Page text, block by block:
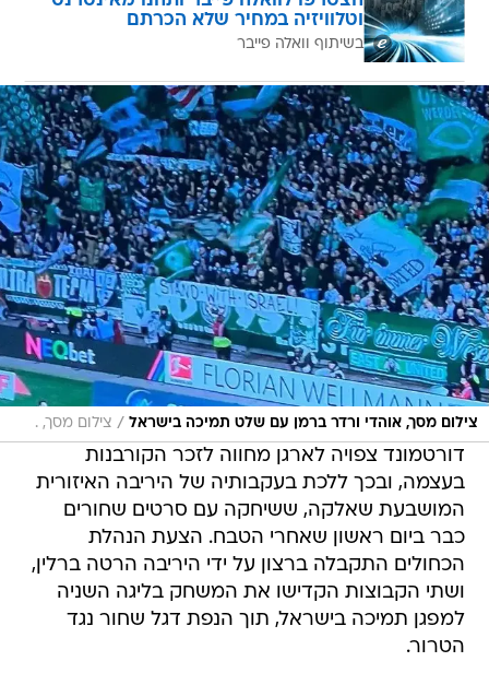
וטלוויזיה במחיר שלא הכרתם
בשיתוף וואלה פייבר
צילום מסך, אוהדי ורדר ברמן עם שלט תמיכה בישראל / צילום מסך, .
דורטמונד צפויה לארגן מחווה לזכר הקורבנות
בעצמה, ובכך ללכת בעקבותיה של היריבה האיזורית
המושבעת שאלקה, ששיחקה עם סרטים שחורים
כבר ביום ראשון שאחרי הטבח. הצעת הנהלת
הכחולים התקבלה ברצון על ידי היריבה הרטה ברלין,
ושתי הקבוצות הקדישו את המשחק בליגה השניה
למפגן תמיכה בישראל, תוך הנפת דגל שחור נגד
הטרור.